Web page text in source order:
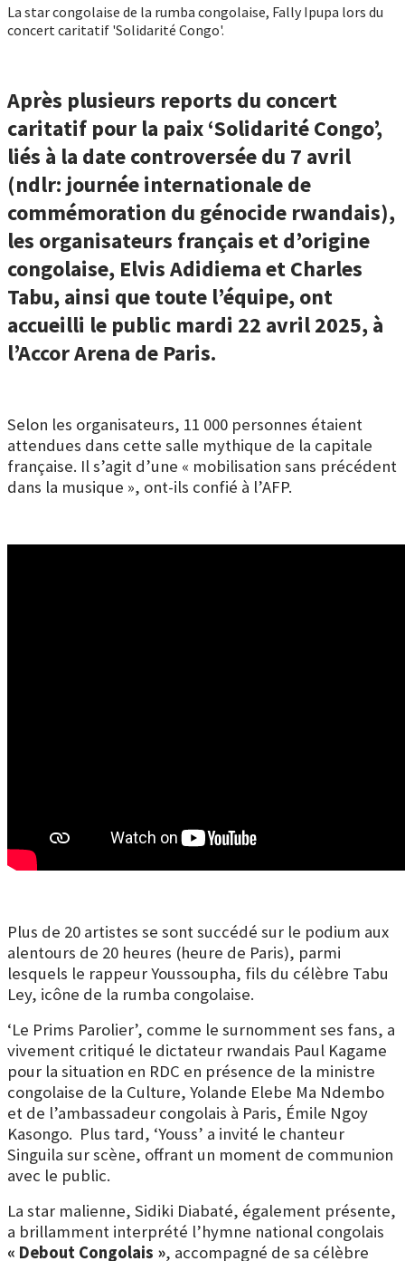
La star congolaise de la rumba congolaise, Fally Ipupa lors du
concert caritatif 'Solidarité Congo'.
Après plusieurs reports du concert
caritatif pour la paix ‘Solidarité Congo’,
liés à la date controversée du 7 avril
(ndlr: journée internationale de
commémoration du génocide rwandais),
les organisateurs français et d’origine
congolaise, Elvis Adidiema et Charles
Tabu, ainsi que toute l’équipe, ont
accueilli le public mardi 22 avril 2025, à
l’Accor Arena de Paris.
Selon les organisateurs, 11 000 personnes étaient
attendues dans cette salle mythique de la capitale
française. Il s’agit d’une « mobilisation sans précédent
dans la musique », ont-ils confié à l’AFP.
Plus de 20 artistes se sont succédé sur le podium aux
alentours de 20 heures (heure de Paris), parmi
lesquels le rappeur Youssoupha, fils du célèbre Tabu
Ley, icône de la rumba congolaise.
‘Le Prims Parolier’, comme le surnomment ses fans, a
vivement critiqué le dictateur rwandais Paul Kagame
pour la situation en RDC en présence de la ministre
congolaise de la Culture, Yolande Elebe Ma Ndembo
et de l’ambassadeur congolais à Paris, Émile Ngoy
Kasongo. Plus tard, ‘Youss’ a invité le chanteur
Singuila sur scène, offrant un moment de communion
avec le public.
La star malienne, Sidiki Diabaté, également présente,
a brillamment interprété l’hymne national congolais
« Debout Congolais », accompagné de sa célèbre